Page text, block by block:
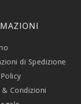
di Spedizione
& Condizioni